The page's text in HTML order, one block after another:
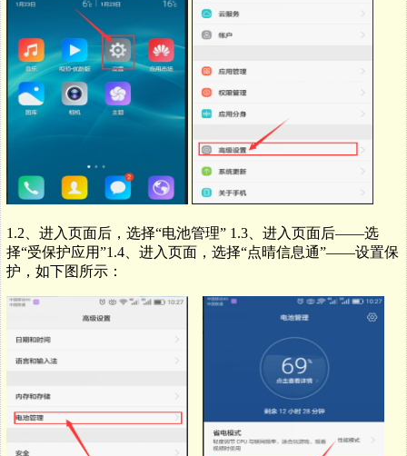
1.2、进入页面后，选择“电池管理” 1.3、进入页面后——选
择“受保护应用”1.4、进入页面，选择“点晴信息通”——设置保
护，如下图所示：